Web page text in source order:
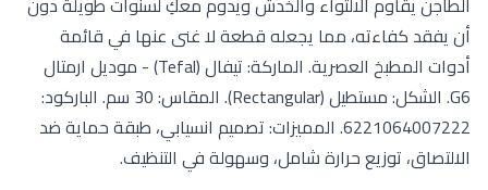
أن يفقد كفاءته، مما يجعله قطعة لا غنى عنها في قائمة
أدوات المطبخ العصرية. الماركة: تيفال (Tefal) - موديل ارمتال
G6. الشكل: مستطيل (Rectangular). المقاس: 30 سم. الباركود:
6221064007222. المميزات: تصميم انسيابي، طبقة حماية ضد
الالتصاق، توزيع حرارة شامل، وسهولة في التنظيف.